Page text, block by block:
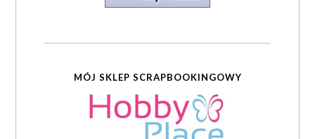
MÓJ SKLEP SCRAPBOOKINGOWY